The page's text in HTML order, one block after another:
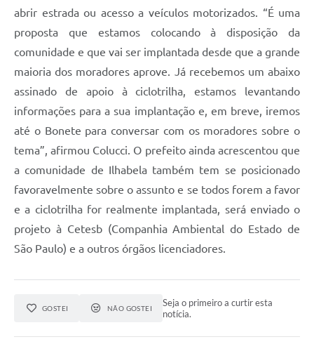
abrir estrada ou acesso a veículos motorizados. “É uma
proposta que estamos colocando à disposição da
comunidade e que vai ser implantada desde que a grande
maioria dos moradores aprove. Já recebemos um abaixo
assinado de apoio à ciclotrilha, estamos levantando
informações para a sua implantação e, em breve, iremos
até o Bonete para conversar com os moradores sobre o
tema”, afirmou Colucci. O prefeito ainda acrescentou que
a comunidade de Ilhabela também tem se posicionado
favoravelmente sobre o assunto e se todos forem a favor
e a ciclotrilha for realmente implantada, será enviado o
projeto à Cetesb (Companhia Ambiental do Estado de
São Paulo) e a outros órgãos licenciadores.
GOSTEI NÃO GOSTEI
Seja o primeiro a curtir esta
notícia.